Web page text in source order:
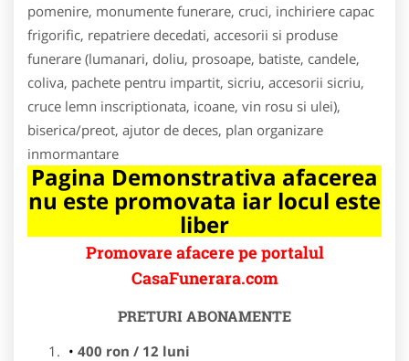
pomenire, monumente funerare, cruci, inchiriere capac
frigorific, repatriere decedati, accesorii si produse
funerare (lumanari, doliu, prosoape, batiste, candele,
coliva, pachete pentru impartit, sicriu, accesorii sicriu,
cruce lemn inscriptionata, icoane, vin rosu si ulei),
biserica/preot, ajutor de deces, plan organizare
inmormantare
Pagina Demonstrativa afacerea
nu este promovata iar locul este
liber
Promovare afacere pe portalul
CasaFunerara.com
PRETURI ABONAMENTE
400 ron / 12 luni